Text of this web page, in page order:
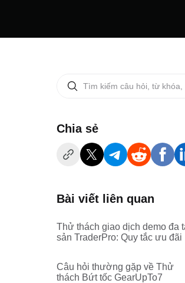
‌Chia sẻ
Bài viết liên quan
Thử thách giao dịch demo đa
sản TraderPro: Quy tắc ưu đãi
Câu hỏi thường gặp về Thử
thách Bứt tốc GearUpTo7